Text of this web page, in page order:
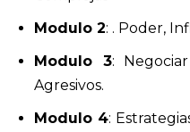
Modulo 2: . Poder,
Modulo 3:
Agresivos.
Modulo 4: